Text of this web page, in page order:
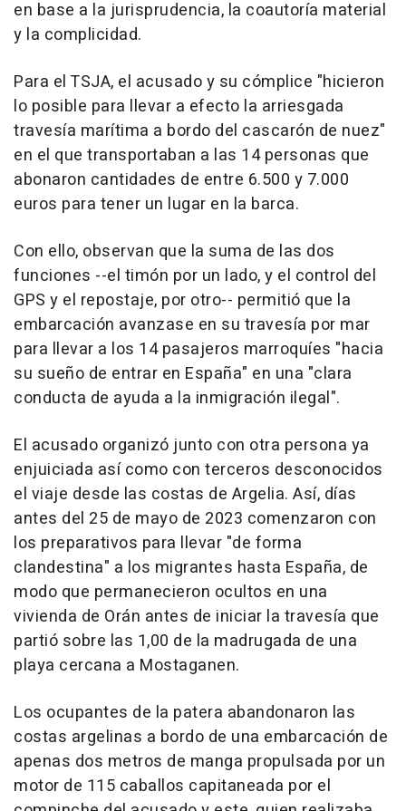
en base a la jurisprudencia, la coautoría material
y la complicidad.
Para el TSJA, el acusado y su cómplice "hicieron
lo posible para llevar a efecto la arriesgada
travesía marítima a bordo del cascarón de nuez"
en el que transportaban a las 14 personas que
abonaron cantidades de entre 6.500 y 7.000
euros para tener un lugar en la barca.
Con ello, observan que la suma de las dos
funciones --el timón por un lado, y el control del
GPS y el repostaje, por otro-- permitió que la
embarcación avanzase en su travesía por mar
para llevar a los 14 pasajeros marroquíes "hacia
su sueño de entrar en España" en una "clara
conducta de ayuda a la inmigración ilegal".
El acusado organizó junto con otra persona ya
enjuiciada así como con terceros desconocidos
el viaje desde las costas de Argelia. Así, días
antes del 25 de mayo de 2023 comenzaron con
los preparativos para llevar "de forma
clandestina" a los migrantes hasta España, de
modo que permanecieron ocultos en una
vivienda de Orán antes de iniciar la travesía que
partió sobre las 1,00 de la madrugada de una
playa cercana a Mostaganen.
Los ocupantes de la patera abandonaron las
costas argelinas a bordo de una embarcación de
apenas dos metros de manga propulsada por un
motor de 115 caballos capitaneada por el